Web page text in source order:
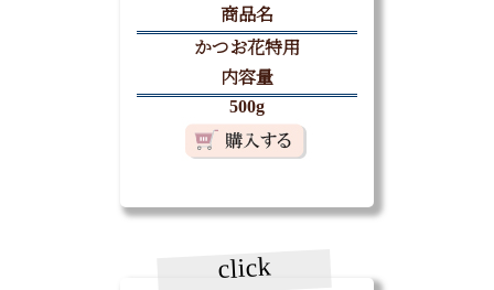
商品名
かつお花特用
内容量
500g
click